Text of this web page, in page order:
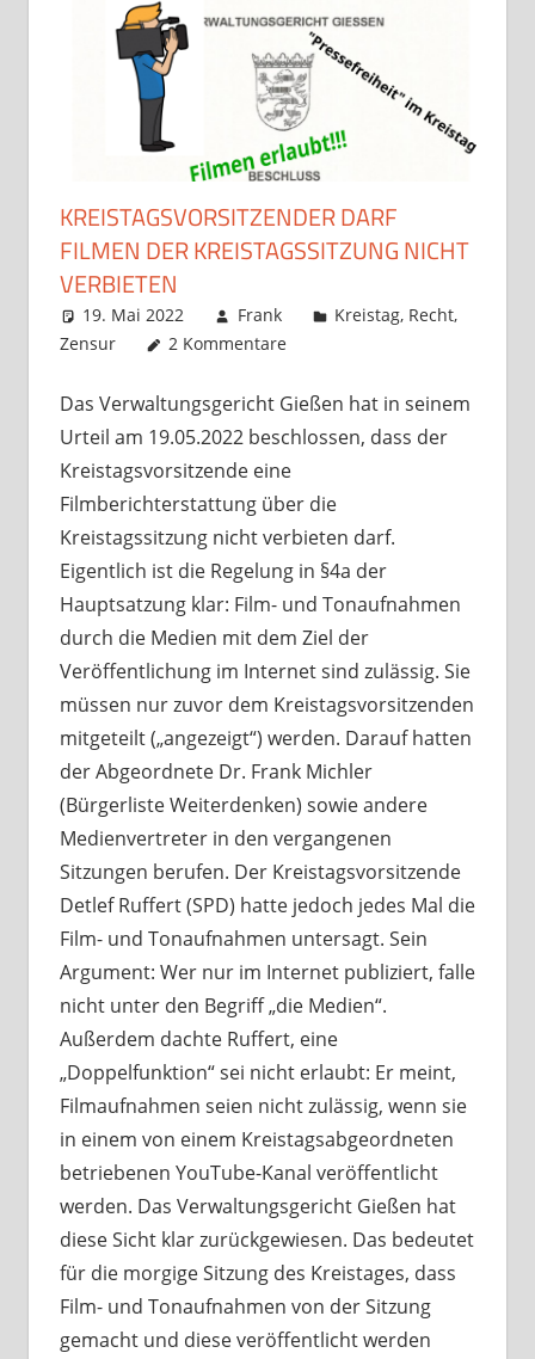
KREISTAGSVORSITZENDER DARF
FILMEN DER KREISTAGSSITZUNG NICHT
VERBIETEN
19. Mai 2022 Frank Kreistag, Recht,
Zensur
2 Kommentare
Das Verwaltungsgericht Gießen hat in seinem
Urteil am 19.05.2022 beschlossen, dass der
Kreistagsvorsitzende eine
Filmberichterstattung über die
Kreistagssitzung nicht verbieten darf.
Eigentlich ist die Regelung in §4a der
Hauptsatzung klar: Film- und Tonaufnahmen
durch die Medien mit dem Ziel der
Veröffentlichung im Internet sind zulässig. Sie
müssen nur zuvor dem Kreistagsvorsitzenden
mitgeteilt („angezeigt“) werden. Darauf hatten
der Abgeordnete Dr. Frank Michler
(Bürgerliste Weiterdenken) sowie andere
Medienvertreter in den vergangenen
Sitzungen berufen. Der Kreistagsvorsitzende
Detlef Ruffert (SPD) hatte jedoch jedes Mal die
Film- und Tonaufnahmen untersagt. Sein
Argument: Wer nur im Internet publiziert, falle
nicht unter den Begriff „die Medien“.
Außerdem dachte Ruffert, eine
„Doppelfunktion“ sei nicht erlaubt: Er meint,
Filmaufnahmen seien nicht zulässig, wenn sie
in einem von einem Kreistagsabgeordneten
betriebenen YouTube-Kanal veröffentlicht
werden. Das Verwaltungsgericht Gießen hat
diese Sicht klar zurückgewiesen. Das bedeutet
für die morgige Sitzung des Kreistages, dass
Film- und Tonaufnahmen von der Sitzung
gemacht und diese veröffentlicht werden